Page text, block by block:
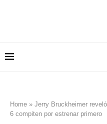
Home » Jerry Bruckheimer
6 compiten por estrenar primero